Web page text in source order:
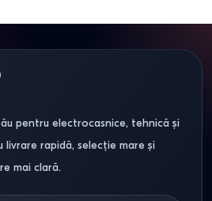
pentru electrocasnice, tehnică și
livrare rapidă, selecție mare și
mai clară.